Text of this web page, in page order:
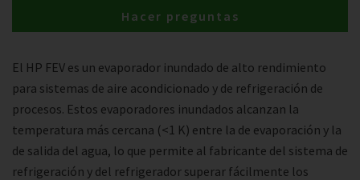
El HP FEV es un evaporador inundado de alto rendimiento
para sistemas de aire acondicionado y de refrigeración de
procesos. Estos evaporadores inundados alcanzan la
temperatura más cercana (<1 K) entre la de evaporación y la
de salida del agua, lo que permite al fabricante del sistema de
refrigeración y del refrigerador superar fácilmente los
Hacer preguntas